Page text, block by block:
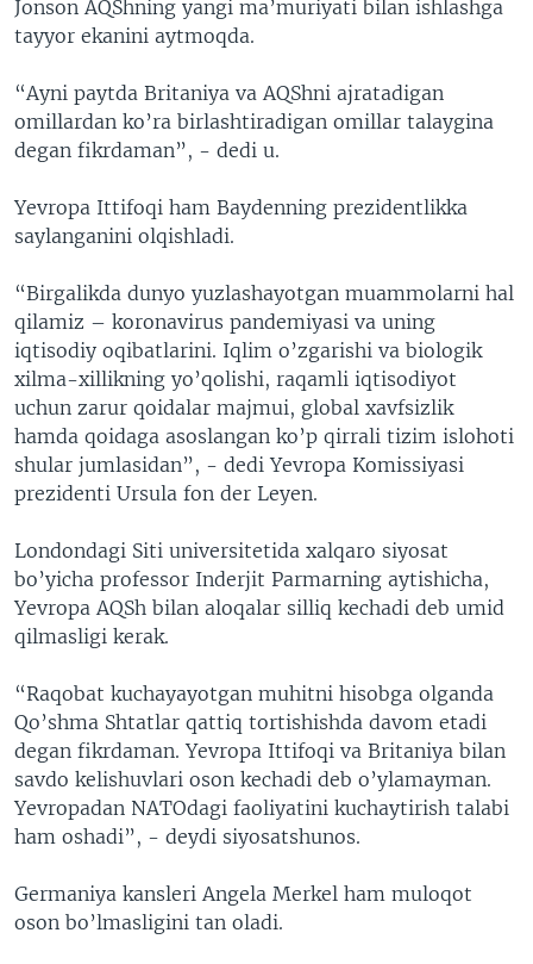
Jonson AQShning yangi ma’muriyati bilan ishlashga
tayyor ekanini aytmoqda.
“Ayni paytda Britaniya va AQShni ajratadigan
omillardan ko’ra birlashtiradigan omillar talaygina
degan fikrdaman”, - dedi u.
Yevropa Ittifoqi ham Baydenning prezidentlikka
saylanganini olqishladi.
“Birgalikda dunyo yuzlashayotgan muammolarni hal
qilamiz – koronavirus pandemiyasi va uning
iqtisodiy oqibatlarini. Iqlim o’zgarishi va biologik
xilma-xillikning yo’qolishi, raqamli iqtisodiyot
uchun zarur qoidalar majmui, global xavfsizlik
hamda qoidaga asoslangan ko’p qirrali tizim islohoti
shular jumlasidan”, - dedi Yevropa Komissiyasi
prezidenti Ursula fon der Leyen.
Londondagi Siti universitetida xalqaro siyosat
bo’yicha professor Inderjit Parmarning aytishicha,
Yevropa AQSh bilan aloqalar silliq kechadi deb umid
qilmasligi kerak.
“Raqobat kuchayayotgan muhitni hisobga olganda
Qo’shma Shtatlar qattiq tortishishda davom etadi
degan fikrdaman. Yevropa Ittifoqi va Britaniya bilan
savdo kelishuvlari oson kechadi deb o’ylamayman.
Yevropadan NATOdagi faoliyatini kuchaytirish talabi
ham oshadi”, - deydi siyosatshunos.
Germaniya kansleri Angela Merkel ham muloqot
oson bo’lmasligini tan oladi.